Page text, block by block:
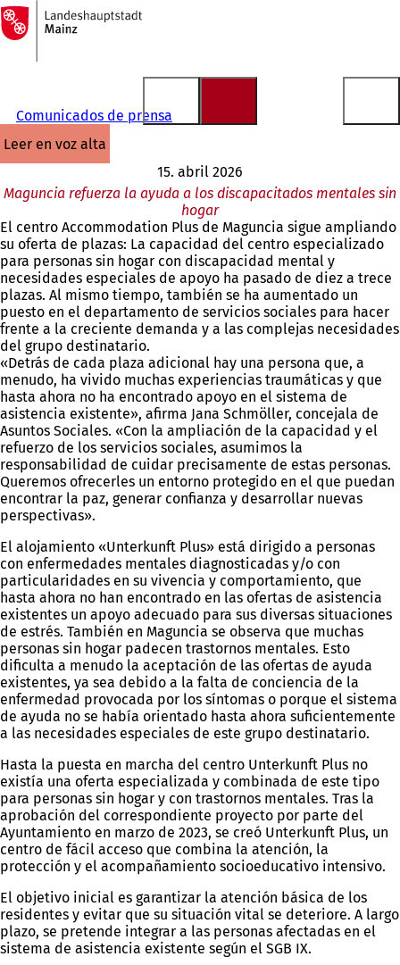
Saltar al contenido
A
la
página
Comunicados de prensa
leer en voz alta
15. abril 2026
Maguncia refuerza la ayuda a los discapacitados mentales sin
hogar
El centro Accommodation Plus de Maguncia sigue ampliando
su oferta de plazas: La capacidad del centro especializado
para personas sin hogar con discapacidad mental y
necesidades especiales de apoyo ha pasado de diez a trece
plazas. Al mismo tiempo, también se ha aumentado un
puesto en el departamento de servicios sociales para hacer
frente a la creciente demanda y a las complejas necesidades
del grupo destinatario.
«Detrás de cada plaza adicional hay una persona que, a
menudo, ha vivido muchas experiencias traumáticas y que
hasta ahora no ha encontrado apoyo en el sistema de
asistencia existente», afirma Jana Schmöller, concejala de
Asuntos Sociales. «Con la ampliación de la capacidad y el
refuerzo de los servicios sociales, asumimos la
responsabilidad de cuidar precisamente de estas personas.
Queremos ofrecerles un entorno protegido en el que puedan
encontrar la paz, generar confianza y desarrollar nuevas
perspectivas».
El alojamiento «Unterkunft Plus» está dirigido a personas
con enfermedades mentales diagnosticadas y/o con
particularidades en su vivencia y comportamiento, que
hasta ahora no han encontrado en las ofertas de asistencia
existentes un apoyo adecuado para sus diversas situaciones
de estrés. También en Maguncia se observa que muchas
personas sin hogar padecen trastornos mentales. Esto
dificulta a menudo la aceptación de las ofertas de ayuda
existentes, ya sea debido a la falta de conciencia de la
enfermedad provocada por los síntomas o porque el sistema
de ayuda no se había orientado hasta ahora suficientemente
a las necesidades especiales de este grupo destinatario.
Hasta la puesta en marcha del centro Unterkunft Plus no
existía una oferta especializada y combinada de este tipo
para personas sin hogar y con trastornos mentales. Tras la
aprobación del correspondiente proyecto por parte del
Ayuntamiento en marzo de 2023, se creó Unterkunft Plus, un
centro de fácil acceso que combina la atención, la
protección y el acompañamiento socioeducativo intensivo.
El objetivo inicial es garantizar la atención básica de los
residentes y evitar que su situación vital se deteriore. A largo
plazo, se pretende integrar a las personas afectadas en el
sistema de asistencia existente según el SGB IX.